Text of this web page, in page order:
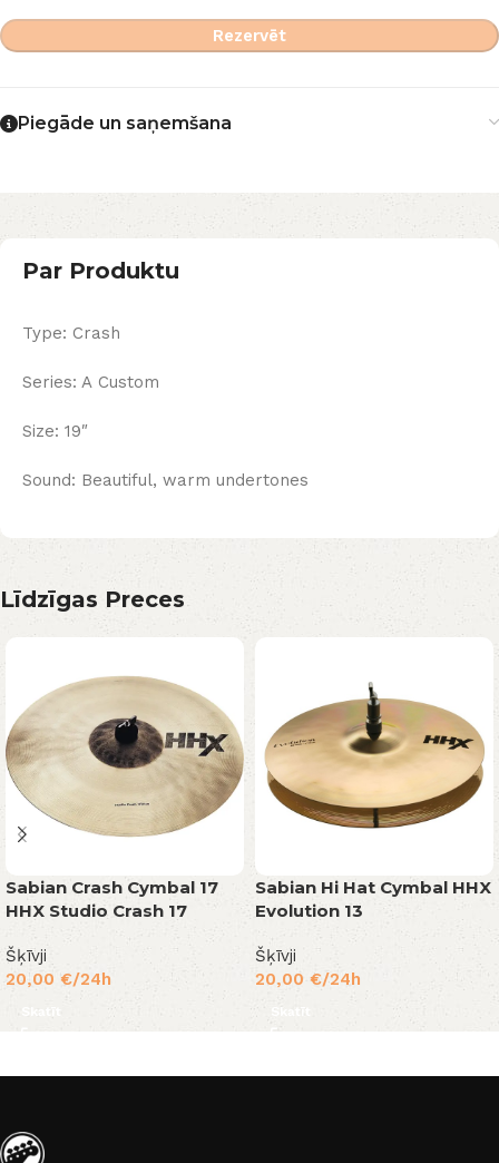
Rezervēt
Piegāde un saņemšana
Par Produktu
Type: Crash
Series: A Custom
Size: 19″
Sound: Beautiful, warm undertones
Līdzīgas Preces
Sabian Crash Cymbal 17
HHX Studio Crash 17
Šķīvji
20,00 €/24h
Sabian Hi Hat Cymbal HHX
Evolution 13
Šķīvji
20,00 €/24h
Skatīt